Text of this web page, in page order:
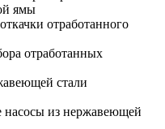
ямы
отработанного
отработанных
стали
насосы из нержавеющей